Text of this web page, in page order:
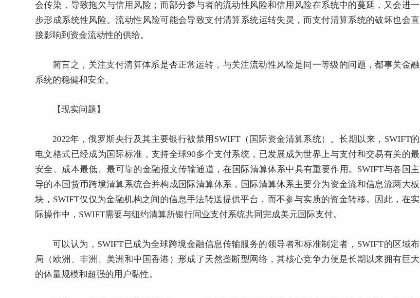
会传染，导致拖欠与信用风险；而部分参与者的流动性风险和信用风险在系统中的蔓延，又会进一
步形成系统性风险。流动性风险可能会导致支付清算系统运转失灵，而支付清算系统的破坏也会直
接影响到资金流动性的供给。
简言之，关注支付清算体系是否正常运转，与关注流动性风险是同一等级的问题，都事关金融
系统的稳健和安全。
【现实问题】
2022年，俄罗斯央行及其主要银行被禁用SWIFT（国际资金清算系统）。长期以来，SWIFT的
电文格式已经成为国际标准，支持全球90多个支付系统，已发展成为世界上与支付和交易有关的最
安全、成本最低、最可靠的金融报文传输通道，在国际清算体系中具有重要作用。SWIFT与各国主
导的本国货币跨境清算系统合并构成国际清算体系，国际清算体系主要分为资金流和信息流两大板
块，SWIFT仅仅为金融机构之间的信息手法转送提供平台，而不参与实质的资金转移。因此，在实
际操作中，SWIFT需要与纽约清算所银行同业支付系统共同完成美元国际支付。
可以认为，SWIFT已成为全球跨境金融信息传输服务的领导者和标准制定者，SWIFT的区域布
局（欧洲、非洲、美洲和中国香港）形成了天然垄断型网络，其核心竞争力便是长期以来拥有巨大
的体量规模和超强的用户黏性。